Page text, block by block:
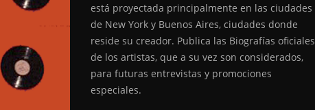
está proyectada principalmente en las ciudades
de New York y Buenos Aires, ciudades donde
reside su creador. Publica las Biografías oficiales
de los artistas, que a su vez son considerados,
para futuras entrevistas y promociones
especiales.